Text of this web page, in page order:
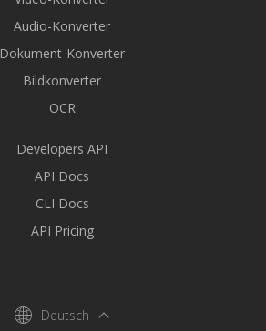
Audio-Konverter
Dokument-Konverter
Bildkonverter
OCR
Developers API
API Docs
CLI Docs
API Pricing
Deutsch